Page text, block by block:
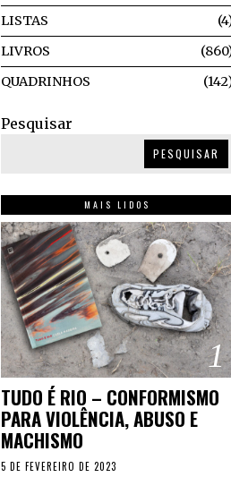
LISTAS
4
LIVROS
860
QUADRINHOS
142
Pesquisar
PESQUISAR
MAIS LIDOS
1
TUDO É RIO – CONFORMISMO
PARA VIOLÊNCIA, ABUSO E
MACHISMO
5 DE FEVEREIRO DE 2023